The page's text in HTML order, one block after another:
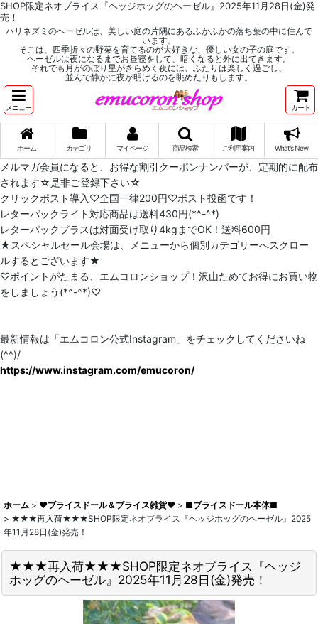
SHOP限定ネオブライス『ヘッジホッグのヘーゼル』2025年11月28日(金)発
売！
ハリネズミのヘーゼルは、美しい庭の片隅にあるふかふかの落ち葉の中に住んで
います。
そこは、四季折々の野菜を育てるのが大好きな、優しい女の子の庭です。
ヘーゼルは夜になるまでお昼寝をして、暗くなると外に出てきます。
それでも月がのぼり星がきらめく夜には、ふたりは楽しく過ごし、
並んで静かに夜が明けるのを眺めたりもします。
メニュー カート
ホーム カテゴリ マイページ 商品検索 ご利用案内 What's New
メルマガ会員になると、お得な割引クーポンナンバーが、定期的に配布
されます☆是非ご登録下さい☆
クリックポスト導入♡全国一律200円♡ポスト投函です！
レターパックライト対応商品は送料430円(*^-^*)
レターパックプラスは対面受け取り4kgまでOK！送料600円
★スペシャルセール会場は、メニューから個別カテゴリーへスクロー
ルするとございます★
♡ポイントがたまる、エムコロンショップ！沢山ためてお得にお買い物
をしましょう(*^-^*)♡
最新情報は「エムコロン公式Instagram」をチェックしてくださいね
(^^)/
https://www.instagram.com/emucoron/
ホーム > ♥ブライスドール＆ブライス雑貨♥ > ■ブライスドール本体■
> ★★★再入荷★★★SHOP限定ネオブライス『ヘッジホッグのヘーゼル』2025
年11月28日(金)発売！
★★★再入荷★★★SHOP限定ネオブライス『ヘッジ
ホッグのヘーゼル』2025年11月28日(金)発売！